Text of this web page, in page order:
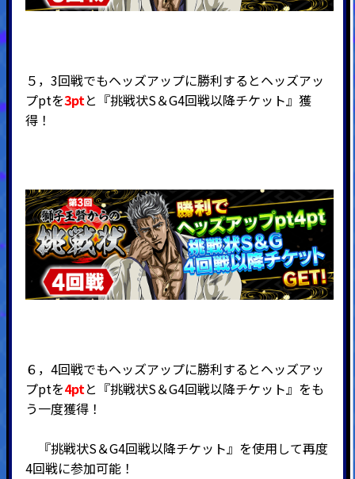
５，3回戦でもヘッズアップに勝利するとヘッズアッ
プptを3ptと『挑戦状S＆G4回戦以降チケット』獲
得！
６，4回戦でもヘッズアップに勝利するとヘッズアッ
プptを4ptと『挑戦状S＆G4回戦以降チケット』をも
う一度獲得！
『挑戦状S＆G4回戦以降チケット』を使用して再度
4回戦に参加可能！